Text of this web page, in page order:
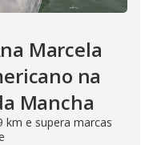
Marcela
na
Mancha
km e supera marcas